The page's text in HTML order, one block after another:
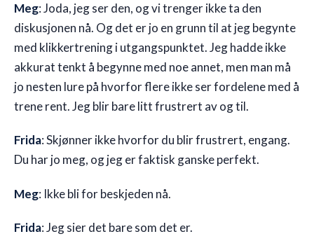
Meg: Joda, jeg ser den, og vi trenger ikke ta den
diskusjonen nå. Og det er jo en grunn til at jeg begynte
med klikkertrening i utgangspunktet. Jeg hadde ikke
akkurat tenkt å begynne med noe annet, men man må
jo nesten lure på hvorfor flere ikke ser fordelene med å
trene rent. Jeg blir bare litt frustrert av og til.
Frida: Skjønner ikke hvorfor du blir frustrert, engang.
Du har jo meg, og jeg er faktisk ganske perfekt.
Meg: Ikke bli for beskjeden nå.
Frida: Jeg sier det bare som det er.